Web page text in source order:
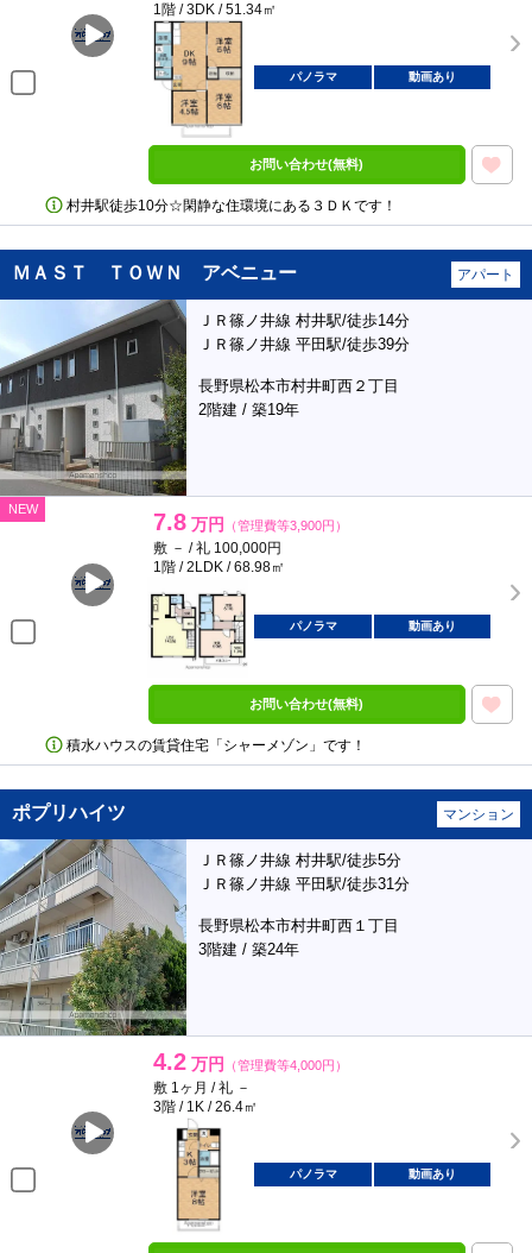
1階 / 3DK / 51.34㎡
パノラマ 動画あり
お問い合わせ(無料)
村井駅徒歩10分☆閑静な住環境にある３ＤＫです！
ＭＡＳＴ ＴＯＷＮ アベニュー アパート
ＪＲ篠ノ井線 村井駅/徒歩14分
ＪＲ篠ノ井線 平田駅/徒歩39分
長野県松本市村井町西２丁目
2階建 / 築19年
NEW 7.8 万円 （管理費等3,900円）
敷 － / 礼 100,000円
1階 / 2LDK / 68.98㎡
パノラマ 動画あり
お問い合わせ(無料)
積水ハウスの賃貸住宅「シャーメゾン」です！
ポプリハイツ マンション
ＪＲ篠ノ井線 村井駅/徒歩5分
ＪＲ篠ノ井線 平田駅/徒歩31分
長野県松本市村井町西１丁目
3階建 / 築24年
4.2 万円 （管理費等4,000円）
敷 1ヶ月 / 礼 －
3階 / 1K / 26.4㎡
パノラマ 動画あり